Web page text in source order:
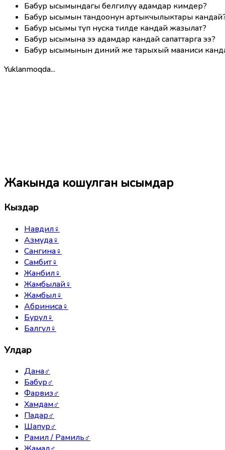
Бабур ысымындагы белгилүү адамдар кимдер?
Бабур ысымын тандоонун артыкчылыктары
Бабур ысымы түп нуска тилде кандай жазылат?
Бабур ысымына ээ адамдар кандай сапаттарга ээ?
Бабур ысымынын диний же тарыхый мааниси
Yuklanmoqda...
Жакында кошулган ысымдар
Кыздар
Навдил♀
Азмуда♀
Сангина♀
Самбит♀
Жанбил♀
Жамбылай♀
Жамбыл♀
Абриниса♀
Бурул♀
Балгүл♀
Улдар
Дана♂
Бабур♂
Фарвиз♂
Хамдам♂
Падар♂
Шапур♂
Рамил / Рамиль♂